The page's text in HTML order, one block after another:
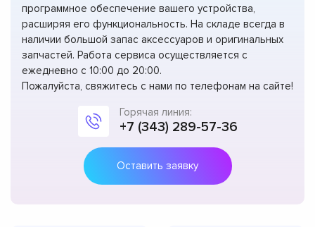
программное обеспечение вашего устройства,
расширяя его функциональность. На складе всегда в
наличии большой запас аксессуаров и оригинальных
запчастей. Работа сервиса осуществляется с
ежедневно с 10:00 до 20:00.
Пожалуйста, свяжитесь с нами по телефонам на сайте!
Горячая линия:
+7 (343) 289-57-36
Оставить заявку